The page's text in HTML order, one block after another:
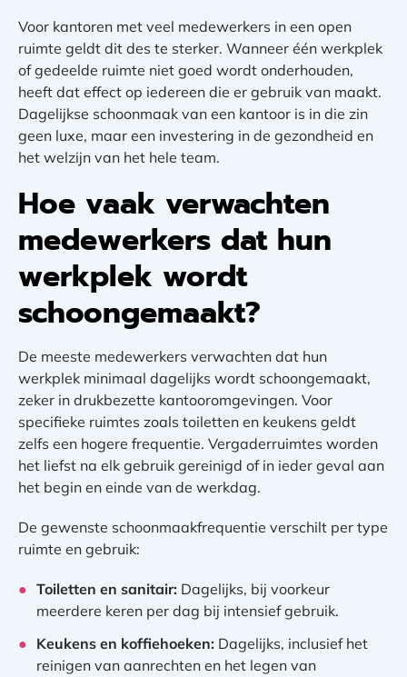
Voor kantoren met veel medewerkers in een open
ruimte geldt dit des te sterker. Wanneer één werkplek
of gedeelde ruimte niet goed wordt onderhouden,
heeft dat effect op iedereen die er gebruik van maakt.
Dagelijkse schoonmaak van een kantoor is in die zin
geen luxe, maar een investering in de gezondheid en
het welzijn van het hele team.
Hoe vaak verwachten
medewerkers dat hun
werkplek wordt
schoongemaakt?
De meeste medewerkers verwachten dat hun
werkplek minimaal dagelijks wordt schoongemaakt,
zeker in drukbezette kantooromgevingen. Voor
specifieke ruimtes zoals toiletten en keukens geldt
zelfs een hogere frequentie. Vergaderruimtes worden
het liefst na elk gebruik gereinigd of in ieder geval aan
het begin en einde van de werkdag.
De gewenste schoonmaakfrequentie verschilt per type
ruimte en gebruik:
Toiletten en sanitair: Dagelijks, bij voorkeur
meerdere keren per dag bij intensief gebruik.
Keukens en koffiehoeken: Dagelijks, inclusief het
reinigen van aanrechten en het legen van